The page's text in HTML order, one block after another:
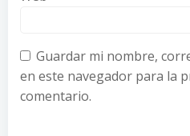
Guardar mi nombre,
en este navegador para la
comentario.